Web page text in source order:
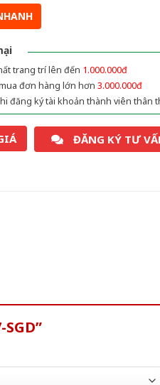
trang trí lên đến 1.000.000đ
đơn hàng lớn hơn 3.000.000đ
đăng ký tài khoản thành viên thân
ĐĂNG KÝ TƯ